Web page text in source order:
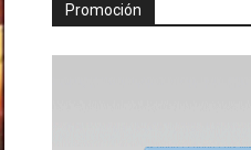
Promoción